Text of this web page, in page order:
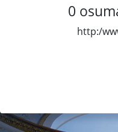
0
http:/